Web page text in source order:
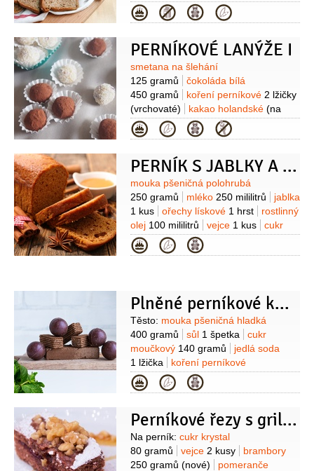
(levandulový)
máslo80 gramů
(rozputěné + na vymazání
prášek do pečiva 2 kuličky
skořice
lžičky (mletá)
muškátový oříšek
1/4lžičky
Kategorie
PERNÍKOVÉ LANÝŽE I
Suroviny
smetana na šlehání
125 gramů
čokoláda bílá
450 gramů
koření perníkové 2 lžičky
(vrchovaté)
kakao holandské (na
obalování)
Kategorie
PERNÍK S JABLKY A OŘECHY
Suroviny
mouka pšeničná polohrubá
250 gramů
mléko 250 mililitrů
jablka
1 kus
ořechy lískové 1 hrst
rostlinný
olej 100 mililitrů vejce 1 kus
cukr
krupice120 gramů
2 lžíce
koření perníkové1 lžíce
Kategorie
Plněné perníkové koule
Suroviny
Těsto: mouka pšeničná hladká
400 gramů
sůl 1 špetka
cukr
moučkový 140 gramů
jedlá soda
1 lžička
koření perníkové
1,5 lžičky
kakao
50 gramů (+na vymazání)
vejce
(tekutý)
Poleva: bílek1 kus
cukr
moučkový
170 gramů
šťáva
citronová (pár kapek)
Kategorie
Perníkové řezy s griliášovou polevou
Suroviny
Na perník: cukr krystal
80 gramů
vejce 2 kusy
brambory
250 gramů (nové)
pomeranče